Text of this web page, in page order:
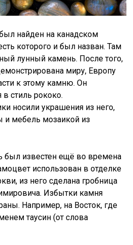
найден на канадском
которого и был назван. Там
лунный камень. После того,
миру, Европу
к этому камню. Он
стиль рококо.
носили украшения из него,
и мебель мозаикой из
был известен ещё во времена
использован в отделке
из него сделана гробница
Избытки камня
Например, на Восток, где
таусин (от слова